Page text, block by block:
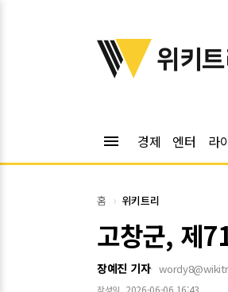
위키트리
위키트
menu 경제 엔터 라
홈 위키트리
고창군, 제
장예진 기자
2026-06-06 16:43